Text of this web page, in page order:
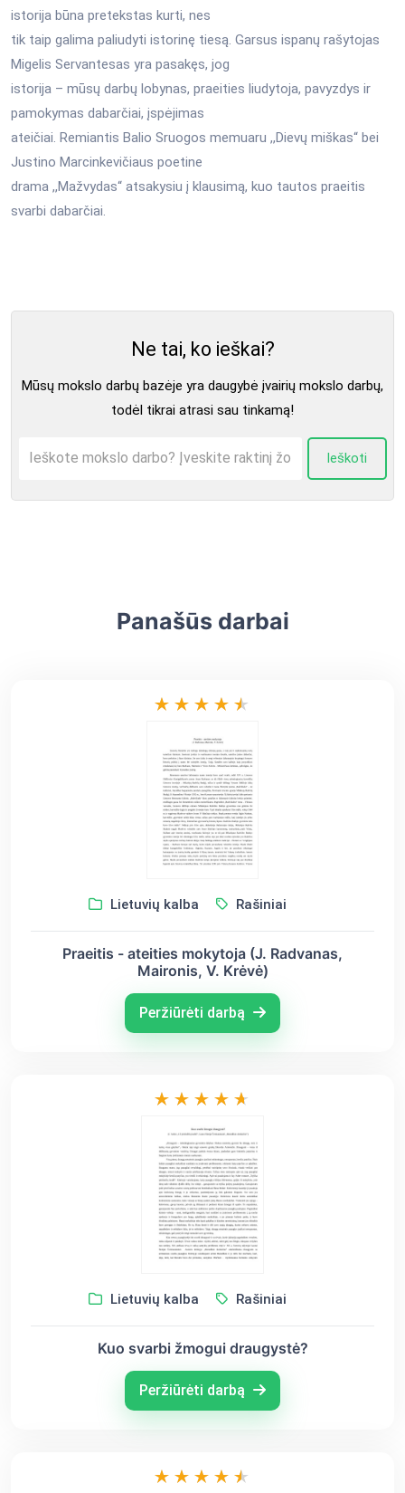
istorija būna pretekstas kurti, nes
tik taip galima paliudyti istorinę tiesą. Garsus ispanų rašytojas
Migelis Servantesas yra pasakęs, jog
istorija – mūsų darbų lobynas, praeities liudytoja, pavyzdys ir
pamokymas dabarčiai, įspėjimas
ateičiai. Remiantis Balio Sruogos memuaru ,,Dievų miškas“ bei
Justino Marcinkevičiaus poetine
drama ,,Mažvydas“ atsakysiu į klausimą, kuo tautos praeitis
svarbi dabarčiai.
Ne tai, ko ieškai?
Mūsų mokslo darbų bazėje yra daugybė įvairių mokslo darbų,
todėl tikrai atrasi sau tinkamą!
Ieškoti
Panašūs darbai
Lietuvių kalba Rašiniai
Praeitis - ateities mokytoja (J. Radvanas,
Maironis, V. Krėvė)
Peržiūrėti darbą
Lietuvių kalba Rašiniai
Kuo svarbi žmogui draugystė?
Peržiūrėti darbą